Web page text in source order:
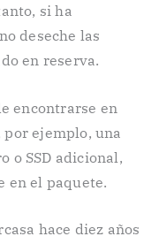
si ha
deseche las
en reserva.
encontrarse en
ejemplo, una
o SSD adicional,
en el paquete.
hace diez años